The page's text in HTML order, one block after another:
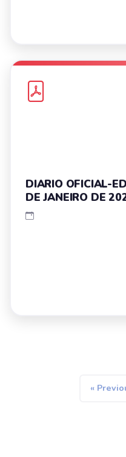
DIARIO OFICIAL-
DE JANEIRO DE
«